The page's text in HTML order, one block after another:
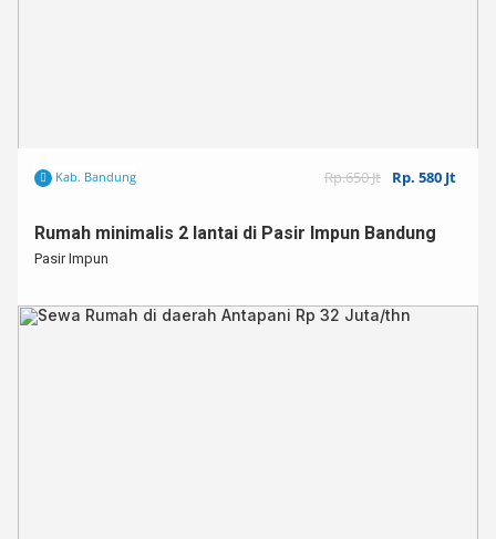
Kab. Bandung Rp.650 Jt Rp. 580 Jt
Rumah minimalis 2 lantai di Pasir Impun Bandung
Pasir Impun